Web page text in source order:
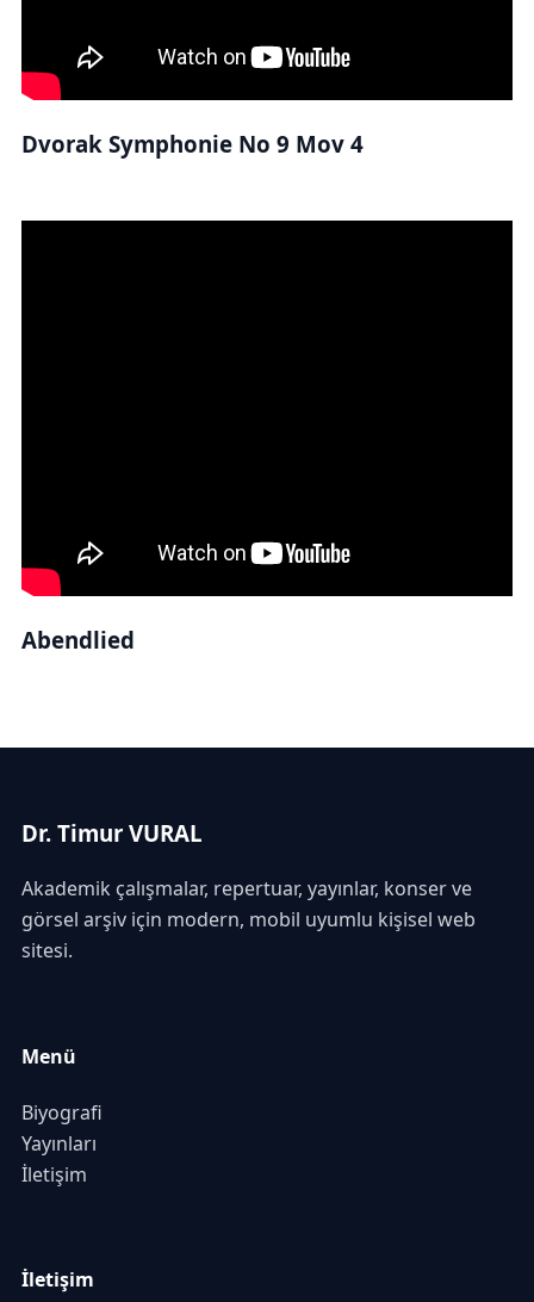
Dvorak Symphonie No 9 Mov 4
Abendlied
Dr. Timur VURAL
Akademik çalışmalar, repertuar, yayınlar, konser ve
görsel arşiv için modern, mobil uyumlu kişisel web
sitesi.
Menü
Biyografi
Yayınları
İletişim
İletişim